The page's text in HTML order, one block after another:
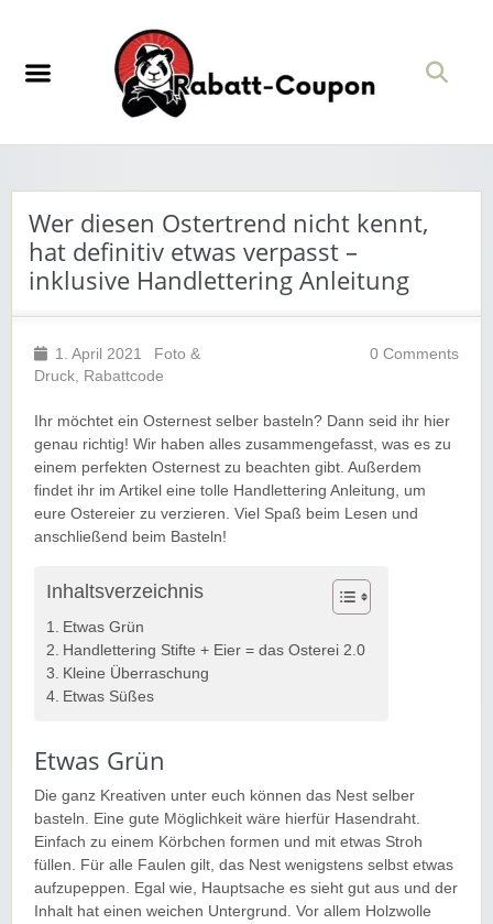
Wer diesen Ostertrend nicht kennt,
hat definitiv etwas verpasst –
inklusive Handlettering Anleitung
1. April 2021
Foto &
Druck
Rabattcode
0 Comments
Ihr möchtet ein Osternest selber basteln? Dann seid ihr hier
genau richtig! Wir haben alles zusammengefasst, was es zu
einem perfekten Osternest zu beachten gibt. Außerdem
findet ihr im Artikel eine tolle Handlettering Anleitung, um
eure Ostereier zu verzieren. Viel Spaß beim Lesen und
anschließend beim Basteln!
Inhaltsverzeichnis
Etwas Grün
Handlettering Stifte + Eier = das Osterei 2.0
Kleine Überraschung
Etwas Süßes
Etwas Grün
Die ganz Kreativen unter euch können das Nest selber
basteln. Eine gute Möglichkeit wäre hierfür Hasendraht.
Einfach zu einem Körbchen formen und mit etwas Stroh
füllen. Für alle Faulen gilt, das Nest wenigstens selbst etwas
aufzupeppen. Egal wie, Hauptsache es sieht gut aus und der
Inhalt hat einen weichen Untergrund. Vor allem Holzwolle